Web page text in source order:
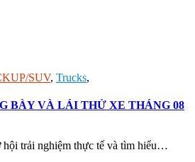
SUV, Trucks,
BÀY VÀ LÁI THỬ XE THÁNG 08
hội trải nghiệm thực tế và tìm hiểu…